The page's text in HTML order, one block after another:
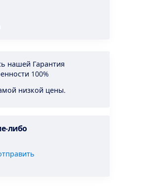
нашей Гарантия
100%
низкой цены.
либо